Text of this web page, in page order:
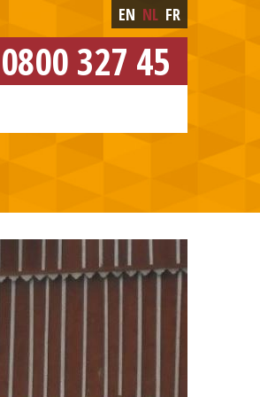
0800 327 45
EN NL FR